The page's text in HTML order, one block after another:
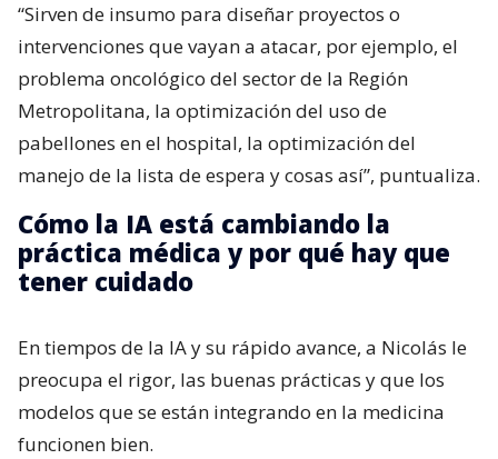
“Sirven de insumo para diseñar proyectos o
intervenciones que vayan a atacar, por ejemplo, el
problema oncológico del sector de la Región
Metropolitana, la optimización del uso de
pabellones en el hospital, la optimización del
manejo de la lista de espera y cosas así”, puntualiza.
Cómo la IA está cambiando la
práctica médica y por qué hay que
tener cuidado
En tiempos de la IA y su rápido avance, a Nicolás le
preocupa el rigor, las buenas prácticas y que los
modelos que se están integrando en la medicina
funcionen bien.